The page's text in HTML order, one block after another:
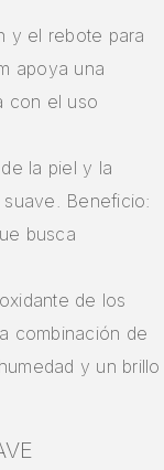
y el rebote para
apoya una
con el uso
la piel y la
Beneficio:
busca
de los
combinación de
y un brillo